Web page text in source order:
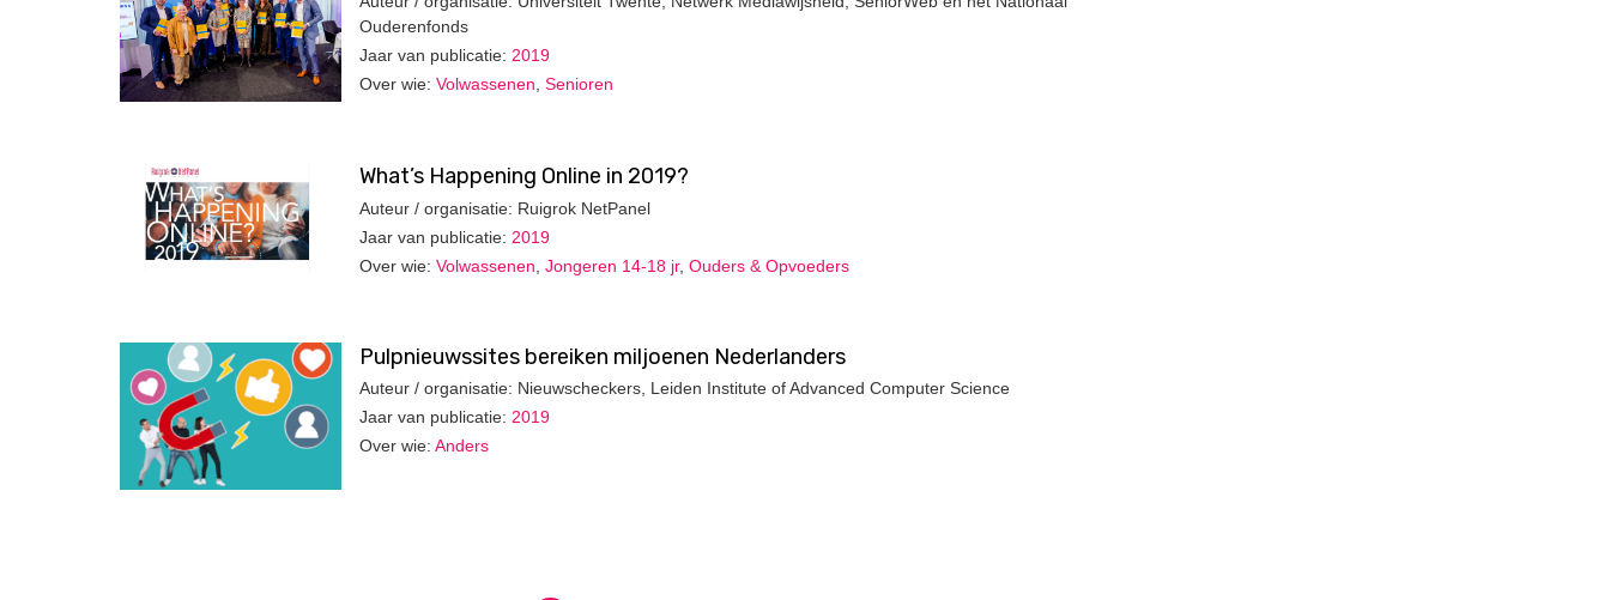
Ouderenfonds
Jaar van publicatie: 2019
Over wie: Volwassenen Senioren
What’s Happening Online in 2019?
Auteur / organisatie: Ruigrok NetPanel
Jaar van publicatie: 2019
Over wie: Volwassenen Jongeren 14-18 jr, Ouders & Opvoeders
Pulpnieuwssites bereiken miljoenen Nederlanders
Auteur / organisatie: Nieuwscheckers, Leiden Institute of Advanced Computer Science
Jaar van publicatie: 2019
Over wie: Anders